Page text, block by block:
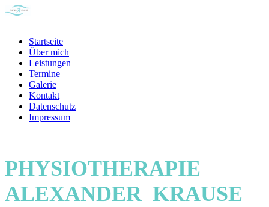
Startseite
Über mich
Leistungen
Termine
Galerie
Kontakt
Datenschutz
Impressum
PHYSIOTHERAPIE
ALEXANDER KRAUSE